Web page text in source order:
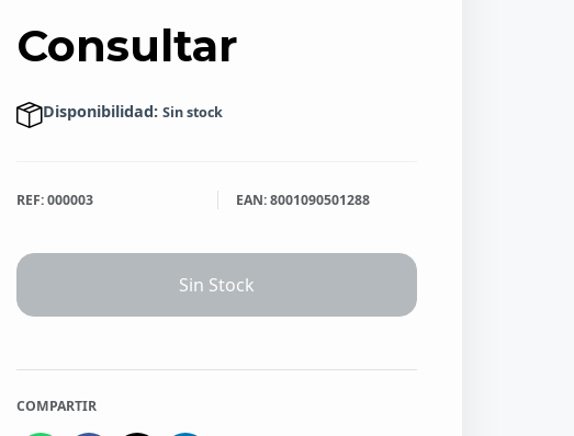
Consultar
Disponibilidad: Sin stock
REF: 000003 EAN: 8001090501288
Sin Stock
COMPARTIR